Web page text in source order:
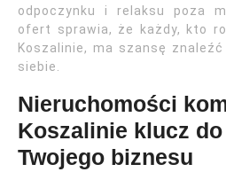
odpoczynku i relaksu poza
ofert sprawia, że każdy, kto
Koszalinie, ma szansę
siebie.
Nieruchomości
Koszalinie klucz
Twojego biznesu